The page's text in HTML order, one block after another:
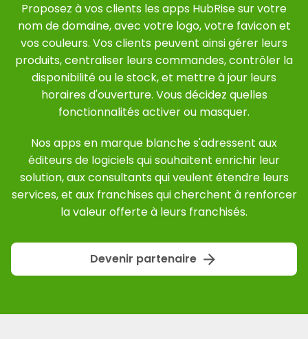
Proposez à vos clients les apps HubRise sur votre
nom de domaine, avec votre logo, votre favicon et
vos couleurs. Vos clients peuvent ainsi gérer leurs
produits, centraliser leurs commandes, contrôler la
disponibilité ou le stock, et mettre à jour leurs
horaires d'ouverture. Vous décidez quelles
fonctionnalités activer ou masquer.
Nos apps en marque blanche s'adressent aux
éditeurs de logiciels qui souhaitent enrichir leur
solution, aux consultants qui veulent étendre leurs
services, et aux franchises qui cherchent à renforcer
la valeur offerte à leurs franchisés.
Devenir partenaire arrow_forward